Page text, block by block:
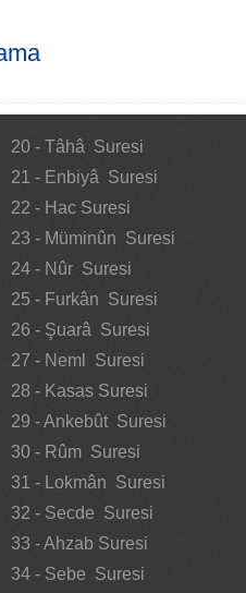
20 - Tâhâ Suresi
21 - Enbiyâ Suresi
22 - Hac Suresi
23 - Müminûn Suresi
24 - Nûr Suresi
25 - Furkân Suresi
26 - Şuarâ Suresi
27 - Neml Suresi
28 - Kasas Suresi
29 - Ankebût Suresi
30 - Rûm Suresi
31 - Lokmân Suresi
32 - Secde Suresi
33 - Ahzab Suresi
34 - Sebe Suresi